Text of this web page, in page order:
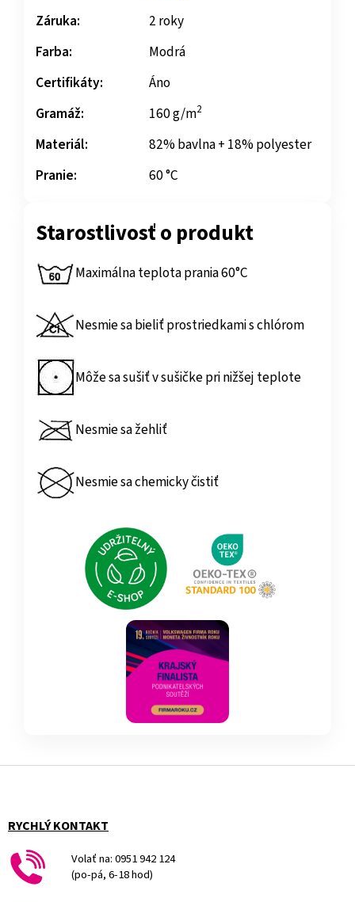
Záruka:
2 roky
Farba:
Modrá
Certifikáty:
Áno
Gramáž:
160 g/m2
Materiál:
82% bavlna + 18% polyester
Pranie:
60 °C
Starostlivosť o produkt
Maximálna teplota prania 60°C
Nesmie sa bieliť prostriedkami s chlórom
Môže sa sušiť v sušičke pri nižšej teplote
Nesmie sa žehliť
Nesmie sa chemicky čistiť
Z
RYCHLÝ KONTAKT
Volať na: 0951 942 124
(po-pá, 6-18 hod)